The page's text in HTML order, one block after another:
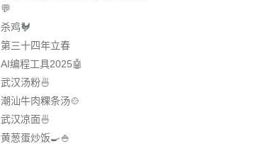
💬
杀鸡🐓
第三十四年立春
AI编程工具2025🤖
武汉汤粉🍜
潮汕牛肉粿条汤🍲
武汉凉面🍜
黄葱蛋炒饭🍳🍚